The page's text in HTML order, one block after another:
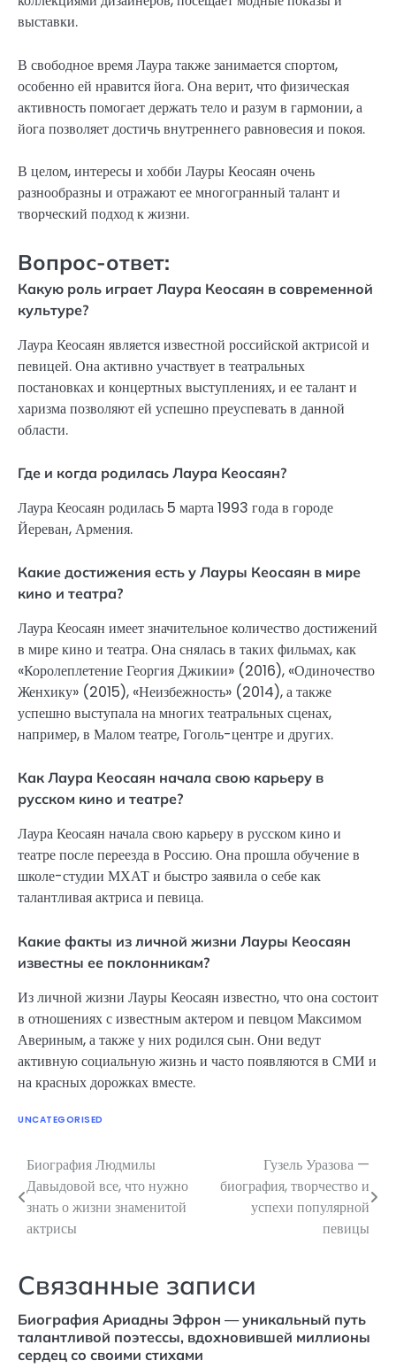
выставки.
В свободное время Лаура также занимается спортом,
особенно ей нравится йога. Она верит, что физическая
активность помогает держать тело и разум в гармонии, а
йога позволяет достичь внутреннего равновесия и покоя.
В целом, интересы и хобби Лауры Кеосаян очень
разнообразны и отражают ее многогранный талант и
творческий подход к жизни.
Вопрос-ответ:
Какую роль играет Лаура Кеосаян в современной
культуре?
Лаура Кеосаян является известной российской актрисой и
певицей. Она активно участвует в театральных
постановках и концертных выступлениях, и ее талант и
харизма позволяют ей успешно преуспевать в данной
области.
Где и когда родилась Лаура Кеосаян?
Лаура Кеосаян родилась 5 марта 1993 года в городе
Йереван, Армения.
Какие достижения есть у Лауры Кеосаян в мире
кино и театра?
Лаура Кеосаян имеет значительное количество достижений
в мире кино и театра. Она снялась в таких фильмах, как
«Королеплетение Георгия Джикии» (2016), «Одиночество
Женхику» (2015), «Неизбежность» (2014), а также
успешно выступала на многих театральных сценах,
например, в Малом театре, Гоголь-центре и других.
Как Лаура Кеосаян начала свою карьеру в
русском кино и театре?
Лаура Кеосаян начала свою карьеру в русском кино и
театре после переезда в Россию. Она прошла обучение в
школе-студии МХАТ и быстро заявила о себе как
талантливая актриса и певица.
Какие факты из личной жизни Лауры Кеосаян
известны ее поклонникам?
Из личной жизни Лауры Кеосаян известно, что она состоит
в отношениях с известным актером и певцом Максимом
Авериным, а также у них родился сын. Они ведут
активную социальную жизнь и часто появляются в СМИ и
на красных дорожках вместе.
UNCATEGORISED
Навигация
по
записям
Биография Людмилы
Давыдовой все, что нужно
знать о жизни знаменитой
актрисы
Гузель Уразова —
биография, творчество и
успехи популярной
певицы
Связанные записи
Биография Ариадны Эфрон — уникальный путь
талантливой поэтессы, вдохновившей миллионы
сердец со своими стихами